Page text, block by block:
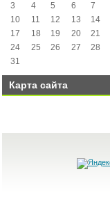
3 4 5 6 7
10 11 12 13 14
17 18 19 20 21
24 25 26 27 28
31
Карта сайта